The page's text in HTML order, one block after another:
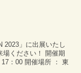
2023」に出展いたし
場ください！ 開催期
：00 開催場所 ： 東